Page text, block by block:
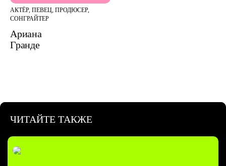
АКТЁР, ПЕВЕЦ, ПРОДЮСЕР,
СОНГРАЙТЕР
Ариана
Гранде
ЧИТАЙТЕ ТАКЖЕ